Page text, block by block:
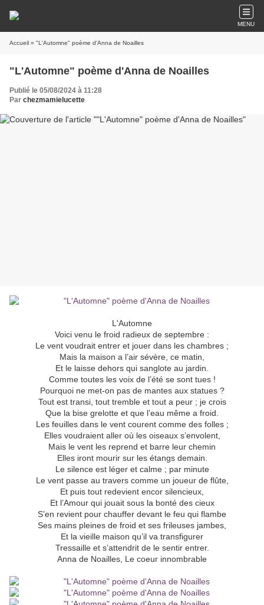
MENU
Accueil » "L'Automne" poème d'Anna de Noailles
"L'Automne" poème d'Anna de Noailles
Publié le 05/08/2024 à 11:28
Par chezmamielucette
L'Automne
Voici venu le froid radieux de septembre :
Le vent voudrait entrer et jouer dans les chambres ;
Mais la maison a l’air sévère, ce matin,
Et le laisse dehors qui sanglote au jardin.
Comme toutes les voix de l’été se sont tues !
Pourquoi ne met-on pas de mantes aux statues ?
Tout est transi, tout tremble et tout a peur ; je crois
Que la bise grelotte et que l’eau même a froid.
Les feuilles dans le vent courent comme des folles ;
Elles voudraient aller où les oiseaux s’envolent,
Mais le vent les reprend et barre leur chemin
Elles iront mourir sur les étangs demain.
Le silence est léger et calme ; par minute
Le vent passe au travers comme un joueur de flûte,
Et puis tout redevient encor silencieux,
Et l’Amour qui jouait sous la bonté des cieux
S’en revient pour chauffer devant le feu qui flambe
Ses mains pleines de froid et ses frileuses jambes,
Et la vieille maison qu’il va transfigurer
Tressaille et s’attendrit de le sentir entrer.
Anna de Noailles, Le coeur innombrable